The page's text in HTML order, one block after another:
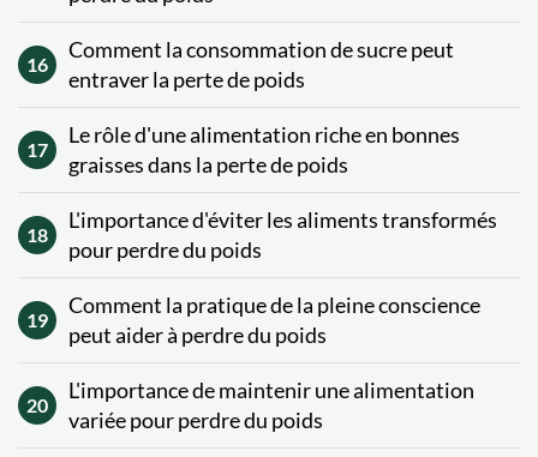
16
Comment la consommation de sucre peut
entraver la perte de poids
17
Le rôle d'une alimentation riche en bonnes
graisses dans la perte de poids
18
L'importance d'éviter les aliments transformés
pour perdre du poids
19
Comment la pratique de la pleine conscience
peut aider à perdre du poids
20
L'importance de maintenir une alimentation
variée pour perdre du poids